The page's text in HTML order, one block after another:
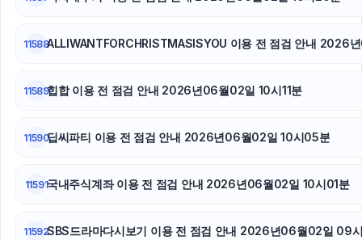
11588ALLIWANTFORCHRISTMASISYOU 이용 전 점검 안내 2026
11589힙합 이용 전 점검 안내 2026년06월02일 10시11분
11590딥씨파티 이용 전 점검 안내 2026년06월02일 10시05분
11591국내주식계좌 이용 전 점검 안내 2026년06월02일 10시01분
11592SBS드라마다시보기 이용 전 점검 안내 2026년06월02일 09